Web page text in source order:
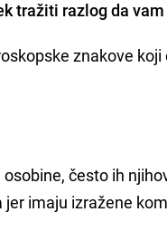
tražiti razlog da
znakove
često ih
imaju izražene